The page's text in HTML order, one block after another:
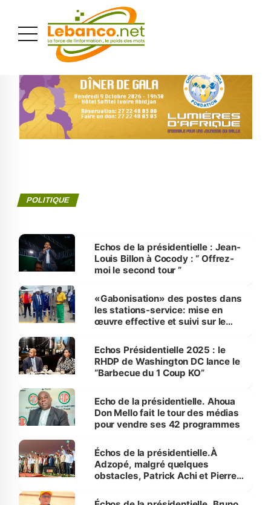
POLITIQUE
Echos de la présidentielle : Jean-
Louis Billon à Cocody : “ Offrez-
moi le second tour ”
«Gabonisation» des postes dans
les stations-service: mise en
œuvre effective et suivi sur le
Echos Présidentielle 2025 : le
RHDP de Washington DC lance le
“Barbecue du 1 Coup KO”
Echo de la présidentielle. Ahoua
Don Mello fait le tour des médias
pour vendre ses 42 programmes
Échos de la présidentielle.À
Adzopé, malgré quelques
obstacles, Patrick Achi et Pierre